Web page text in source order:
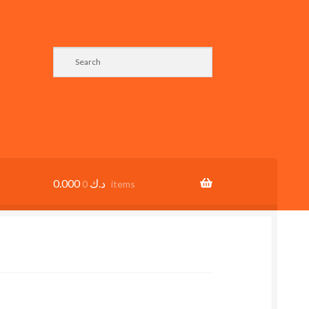
0.000 د.ك 0 items